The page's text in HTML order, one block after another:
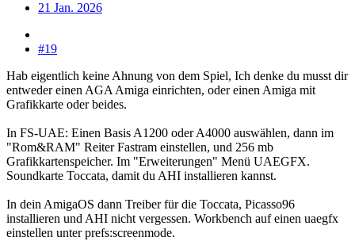
21 Jan. 2026
#19
Hab eigentlich keine Ahnung von dem Spiel, Ich denke du musst dir
entweder einen AGA Amiga einrichten, oder einen Amiga mit
Grafikkarte oder beides.
In FS-UAE: Einen Basis A1200 oder A4000 auswählen, dann im
"Rom&RAM" Reiter Fastram einstellen, und 256 mb
Grafikkartenspeicher. Im "Erweiterungen" Menü UAEGFX.
Soundkarte Toccata, damit du AHI installieren kannst.
In dein AmigaOS dann Treiber für die Toccata, Picasso96
installieren und AHI nicht vergessen. Workbench auf einen uaegfx
einstellen unter prefs:screenmode.